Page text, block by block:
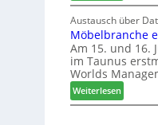
L
e
u
c
o
l
ä
d
Austausch über
Möbelbranche
Am 15. und 16.
im Taunus
Worlds
Weiterlesen:
M